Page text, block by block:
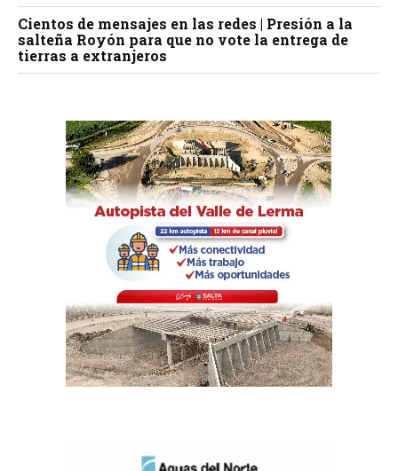
Cientos de mensajes en las redes | Presión a la
salteña Royón para que no vote la entrega de
tierras a extranjeros